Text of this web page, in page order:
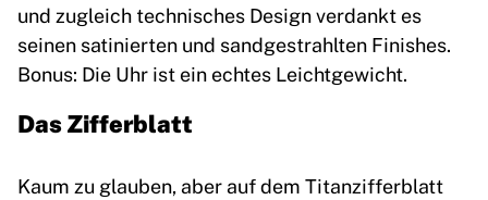
und zugleich technisches Design verdankt es
seinen satinierten und sandgestrahlten Finishes.
Bonus: Die Uhr ist ein echtes Leichtgewicht.
Das Zifferblatt
Kaum zu glauben, aber auf dem Titanzifferblatt